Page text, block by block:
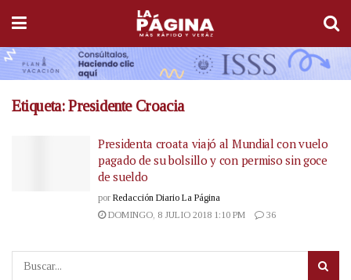
Etiqueta:Presidente Croacia
Presidenta croata viajó al Mundial con vuelo
pagado de su bolsillo y con permiso sin goce
de sueldo
por Redacción Diario La Página
DOMINGO, 8 JULIO 2018 1:10 PM
36